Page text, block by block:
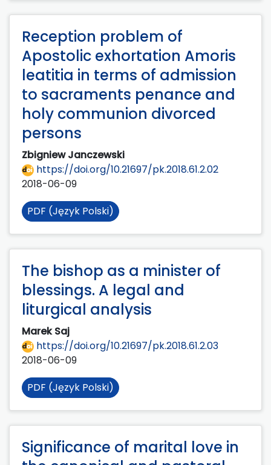
Reception problem of
Apostolic exhortation Amoris
leatitia in terms of admission
to sacraments penance and
holy communion divorced
persons
Zbigniew Janczewski
https://doi.org/10.21697/pk.2018.61.2.02
2018-06-09
PDF (Język Polski)
The bishop as a minister of
blessings. A legal and
liturgical analysis
Marek Saj
https://doi.org/10.21697/pk.2018.61.2.03
2018-06-09
PDF (Język Polski)
Significance of marital love in